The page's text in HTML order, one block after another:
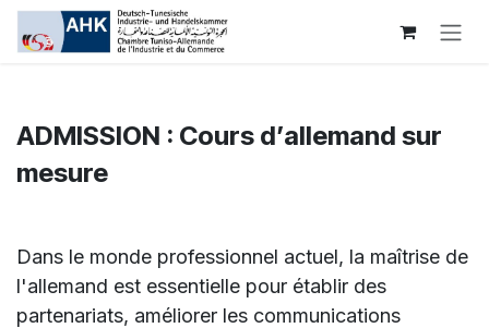
Se rendre au contenu
ADMISSION : Cours d’allemand sur
mesure
Dans le monde professionnel actuel, la maîtrise de
l'allemand est essentielle pour établir des
partenariats, améliorer les communications